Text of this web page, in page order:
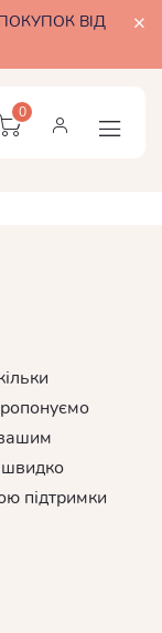
ВІД
0
підтримки